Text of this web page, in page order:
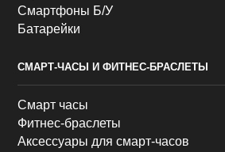
Смартфоны Б/У
Батарейки
СМАРТ-ЧАСЫ И ФИТНЕС-БРАСЛЕТЫ
Смарт часы
Фитнес-браслеты
Аксессуары для смарт-часов